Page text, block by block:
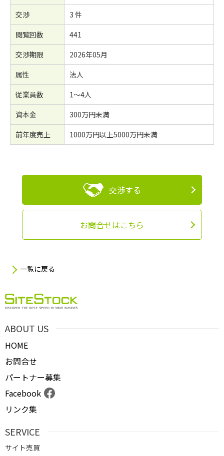
交渉
3 件
閲覧回数
441
交渉期限
2026年05月
属性
法人
従業員数
1～4人
資本金
300万円未満
前年度売上
1000万円以上5000万円未満
交渉する
お問合せはこちら
一覧に戻る
ABOUT US
HOME
お問合せ
パートナー募集
Facebook
リンク集
SERVICE
サイト売買